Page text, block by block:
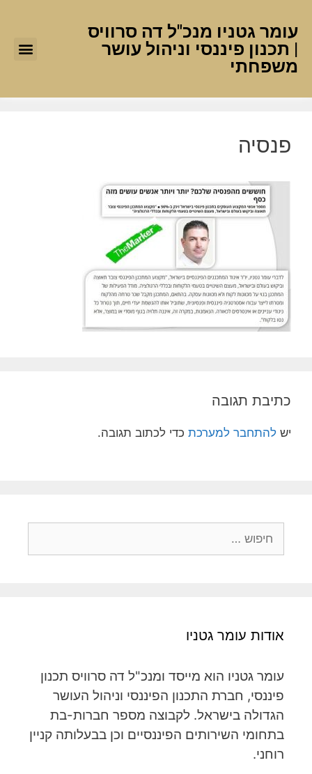
עומר גטניו מנכ"ל דה סרוויס
| תכנון פיננסי וניהול עושר
משפחתי
פנסיה
כתיבת תגובה
יש להתחבר למערכת כדי לכתוב תגובה.
אודות עומר גטניו
עומר גטניו הוא מייסד ומנכ"ל דה סרוויס תכנון
פיננסי, חברת התכנון הפיננסי וניהול העושר
הגדולה בישראל. לקבוצה מספר חברות-בת
בתחומי השירותים הפיננסיים וכן בבעלותה קניין
רוחני.